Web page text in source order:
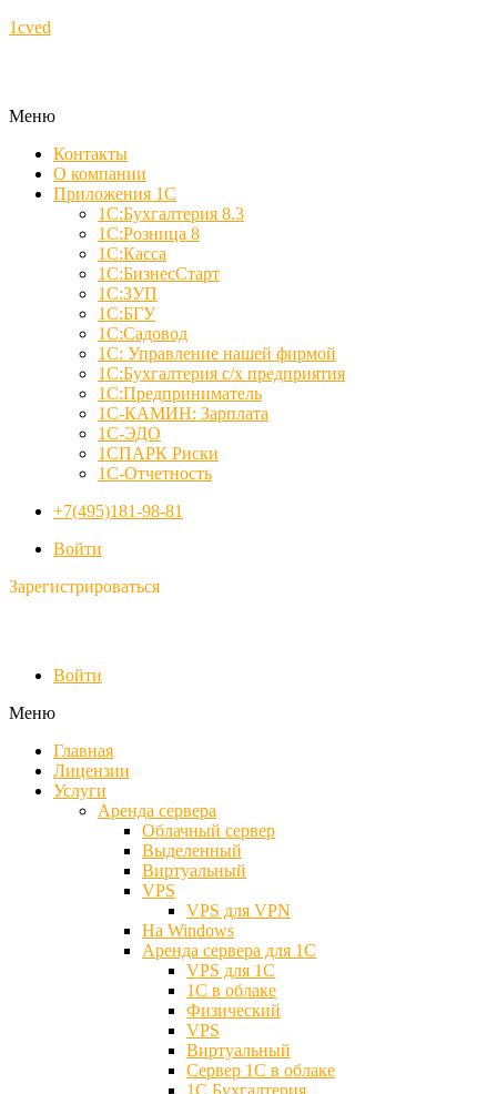
1cved
Меню
Контакты
О компании
Приложения 1С
1С:Бухгалтерия 8.3
1С:Розница 8
1С:Касса
1С:БизнесСтарт
1С:ЗУП
1С:БГУ
1С:Садовод
1С: Управление нашей фирмой
1С:Бухгалтерия с/х предприятия
1С:Предприниматель
1С-КАМИН: Зарплата
1С-ЭДО
1СПАРК Риски
1С-Отчетность
+7(495)181-98-81
Войти
Зарегистрироваться
Войти
Меню
Главная
Лицензии
Услуги
Аренда сервера
Облачный сервер
Выделенный
Виртуальный
VPS
VPS для VPN
На Windows
Аренда сервера для 1С
VPS для 1С
1С в облаке
Физический
VPS
Виртуальный
Сервер 1С в облаке
1С Бухгалтерия